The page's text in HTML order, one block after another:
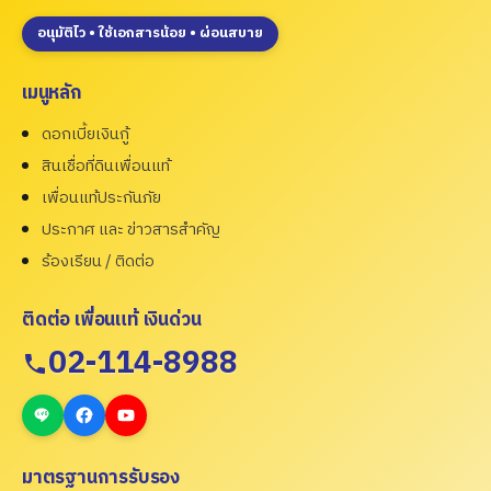
อนุมัติไว • ใช้เอกสารน้อย • ผ่อนสบาย
เมนูหลัก
ดอกเบี้ยเงินกู้
สินเชื่อที่ดินเพื่อนแท้
เพื่อนแท้ประกันภัย
ประกาศ และ ข่าวสารสำคัญ
ร้องเรียน / ติดต่อ
ติดต่อ เพื่อนแท้ เงินด่วน
02-114-8988
มาตรฐานการรับรอง